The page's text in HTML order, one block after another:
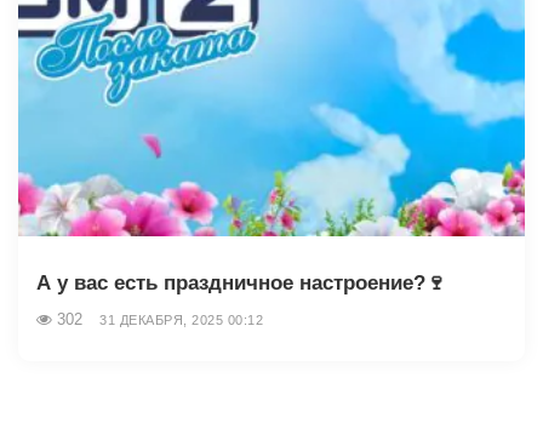
А у вас есть праздничное настроение?🍷
302 31 ДЕКАБРЯ, 2025 00:12